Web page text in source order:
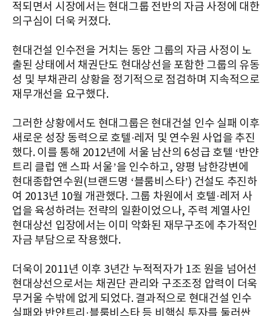
적되면서 시장에서는 현대그룹 전반의 자금 사정에 대한
의구심이 더욱 커졌다.
현대건설 인수전을 거치는 동안 그룹의 자금 사정이 노
출된 상태에서 채권단도 현대상선을 포함한 그룹의 유동
성 및 부채관리 상황을 정기적으로 점검하며 지속적으로
재무개선을 요구했다.
그러한 상황에서도 현대그룹은 현대건설 인수 실패 이후
새로운 성장 동력으로 호텔·레저 및 연수원 사업을 추진
했다. 이를 통해 2012년에 서울 남산의 6성급 호텔 ‘반얀
트리 클럽 앤 스파 서울’을 인수하고, 양평 남한강변에
현대종합연수원(브랜드명 ‘블룸비스타’) 건설도 추진하
여 2013년 10월 개관했다. 그룹 차원에서 호텔·레저 사
업을 육성하려는 전략의 일환이었으나, 주력 계열사인
현대상선 입장에서는 이미 악화된 재무구조에 추가적인
자금 부담으로 작용했다.
더욱이 2011년 이후 3년간 누적적자가 1조 원을 넘어선
현대상선으로서는 채권단 관리와 구조조정 압력이 더욱
무거울 수밖에 없게 되었다. 결과적으로 현대건설 인수
실패와 반얀트리·블룸비스타 등 비핵심 투자를 둘러싼